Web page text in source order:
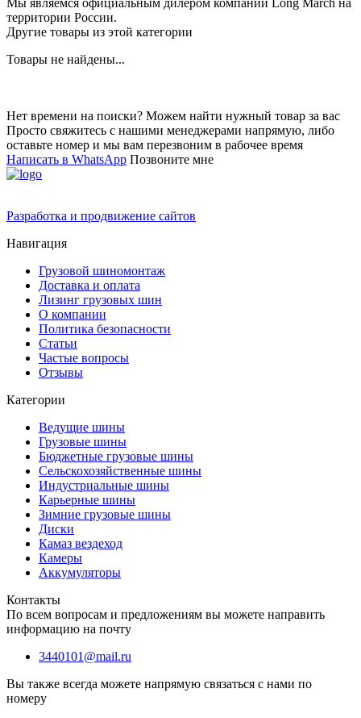
Мы являемся официальным дилером компании Long March на
территории России.
Другие товары из этой категории
Товары не найдены...
Нет времени на поиски? Можем найти нужный товар за вас
Просто свяжитесь с нашими менеджерами напрямую, либо
оставьте номер и мы вам перезвоним в рабочее время
Написать в WhatsApp Позвоните мне
Разработка и продвижение сайтов
Навигация
Грузовой шиномонтаж
Доставка и оплата
Лизинг грузовых шин
О компании
Политика безопасности
Статьи
Частые вопросы
Отзывы
Категории
Ведущие шины
Грузовые шины
Бюджетные грузовые шины
Сельскохозяйственные шины
Индустриальные шины
Карьерные шины
Зимние грузовые шины
Диски
Камаз вездеход
Камеры
Аккумуляторы
Контакты
По всем вопросам и предложениям вы можете направить
информацию на почту
3440101@mail.ru
Вы также всегда можете напрямую связаться с нами по
номеру